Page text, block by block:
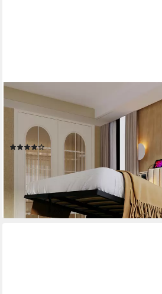
TAVILAECON
Boxspringbett Polsterbett mit
Nietendesign, 140x200cm, Bettkasten
Beige
(16)
ab 336,99 € UVP615,00 €
-45%
lieferbar - in 6-8 Werktagen bei dir